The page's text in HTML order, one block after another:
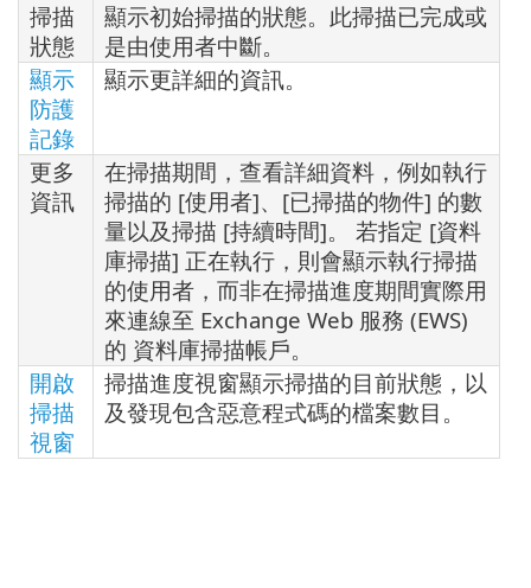
掃描
狀態
顯示初始掃描的狀態。此掃描已完成或
是由使用者中斷。
顯示
防護
記錄
顯示更詳細的資訊。
更多
資訊
在掃描期間，查看詳細資料，例如執行
掃描的 [使用者]、[已掃描的物件] 的數
量以及掃描 [持續時間]。 若指定 [資料
庫掃描] 正在執行，則會顯示執行掃描
的使用者，而非在掃描進度期間實際用
來連線至 Exchange Web 服務 (EWS)
的 資料庫掃描帳戶。
開啟
掃描
視窗
掃描進度視窗顯示掃描的目前狀態，以
及發現包含惡意程式碼的檔案數目。